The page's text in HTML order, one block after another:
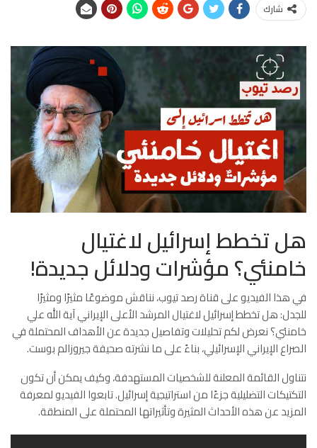
شارك
هل تخطط إسرائيل لاغتيال
خامنئي؟ مؤشرات ودلائل جديدة!
في هذا الفيديو على قناة رصد تيوب، نناقش موضوعًا مثيرًا ومثيرًا
للجدل: هل تخطط إسرائيل لاغتيال المرشد الأعلى الإيراني آية الله علي
خامنئي؟ نعرض لكم تحليلات وتفاصيل جديدة عن الأهداف المحتملة في
الصراع الإيراني الإسرائيلي، بناءً على ما نشرته صحيفة جيروزالم بوست.
نتناول القائمة المعلنة للشخصيات المستهدفة، وكيف يمكن أن تكون
التكتيكات التضليلية جزءًا من استراتيجية إسرائيل. تابعوا الفيديو لمعرفة
المزيد عن هذه الأحداث المثيرة وتأثيراتها المحتملة على المنطقة.